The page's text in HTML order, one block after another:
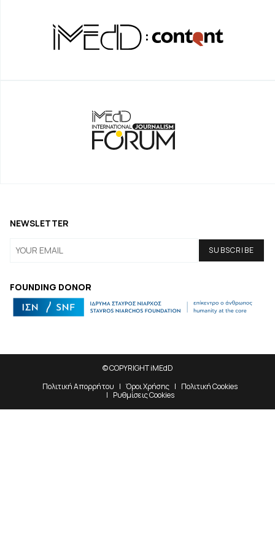
FOUNDING DONOR
NEWSLETTER
© COPYRIGHT iMEdD
Πολιτική Απορρήτου
Όροι Χρήσης
Πολιτική Cookies
Ρυθμίσεις Cookies